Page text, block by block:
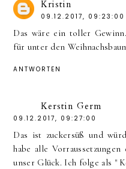
Kristin
09.12.2017, 09:23:00
Das wäre ein toller
für unter den
ANTWORTEN
Kerstin Germ
09.12.2017, 09:27:00
Das ist zuckersüß und
habe alle
unser Glück. Ich folge als "